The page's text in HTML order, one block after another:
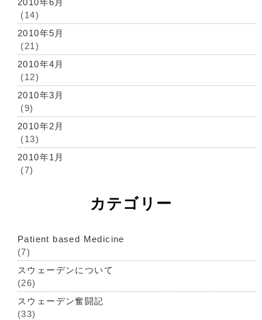
2010年6月
(14)
2010年5月
(21)
2010年4月
(12)
2010年3月
(9)
2010年2月
(13)
2010年1月
(7)
カテゴリー
Patient based Medicine
(7)
スウェーデンについて
(26)
スウェーデン奮闘記
(33)